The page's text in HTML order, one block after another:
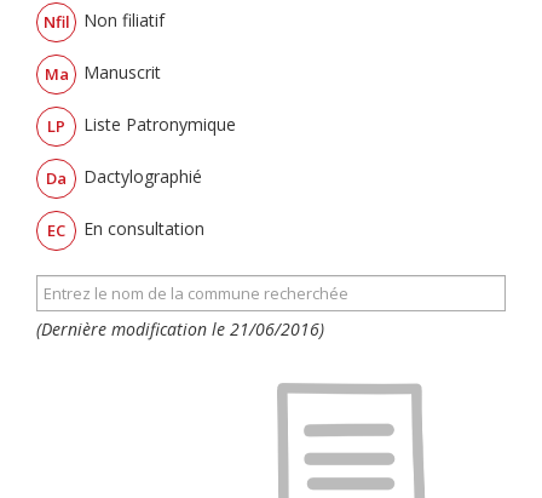
Nfil Non filiatif
Ma Manuscrit
LP Liste Patronymique
Da Dactylographié
EC En consultation
(Dernière modification le 21/06/2016)